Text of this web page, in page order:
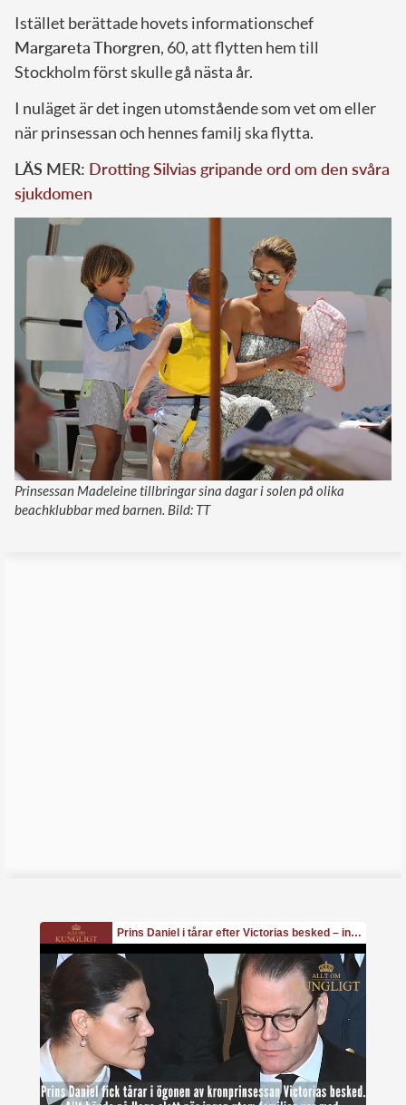
Istället berättade hovets informationschef
Margareta Thorgren, 60, att flytten hem till
Stockholm först skulle gå nästa år.
I nuläget är det ingen utomstående som vet om eller
när prinsessan och hennes familj ska flytta.
LÄS MER: Drotting Silvias gripande ord om den svåra
sjukdomen
Prinsessan Madeleine tillbringar sina dagar i solen på olika
beachklubbar med barnen. Bild: TT